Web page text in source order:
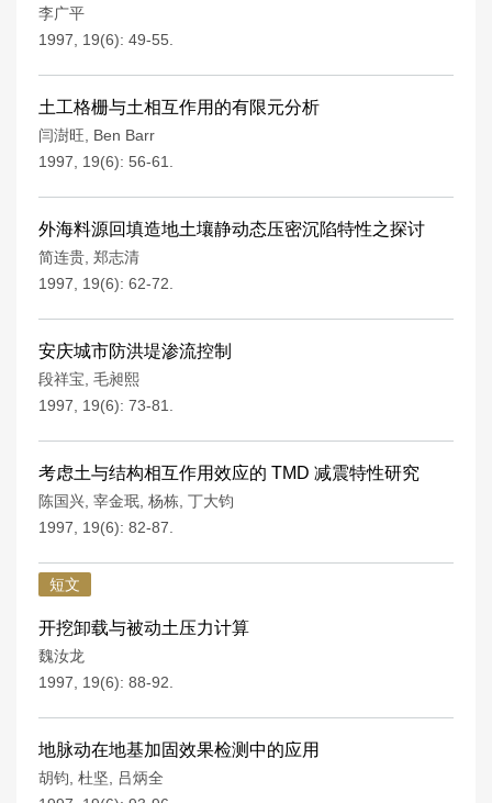
李广平
1997, 19(6): 49-55.
土工格栅与土相互作用的有限元分析
闫澍旺
Ben Barr
1997, 19(6): 56-61.
外海料源回填造地土壤静动态压密沉陷特性之探讨
简连贵 郑志清
1997, 19(6): 62-72.
安庆城市防洪堤渗流控制
段祥宝 毛昶熙
1997, 19(6): 73-81.
考虑土与结构相互作用效应的 TMD 减震特性研究
陈国兴 宰金珉 杨栋 丁大钧
1997, 19(6): 82-87.
短文
开挖卸载与被动土压力计算
魏汝龙
1997, 19(6): 88-92.
地脉动在地基加固效果检测中的应用
胡钧 杜坚
吕炳全